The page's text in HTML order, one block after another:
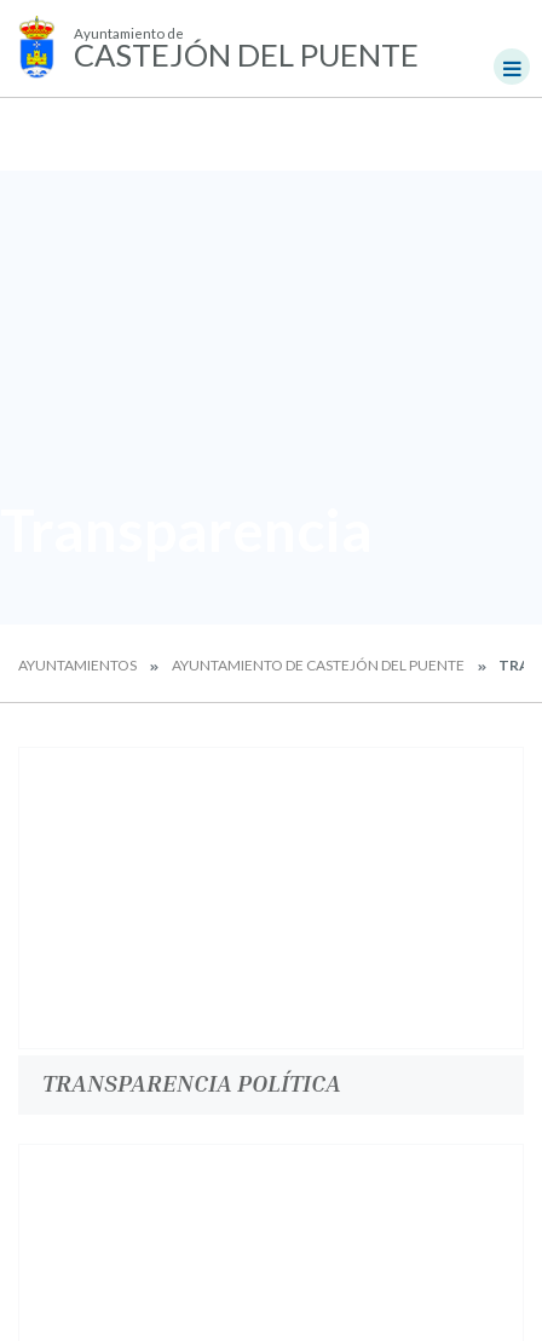
Ayuntamiento de
CASTEJÓN DEL PUENTE
AYUNTAMIENTOS AYUNTAMIENTO DE CASTEJÓN DEL PUENTE
TRANSPARENCIA POLÍTICA